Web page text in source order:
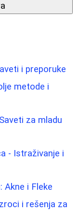
i preporuke
metode i
za mladu
- Istraživanje i
Akne i Fleke
i rešenja za